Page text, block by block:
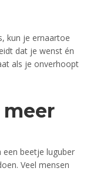
kun je ernaartoe
dat je wenst én
als je onverhoopt
een beetje luguber
Veel mensen